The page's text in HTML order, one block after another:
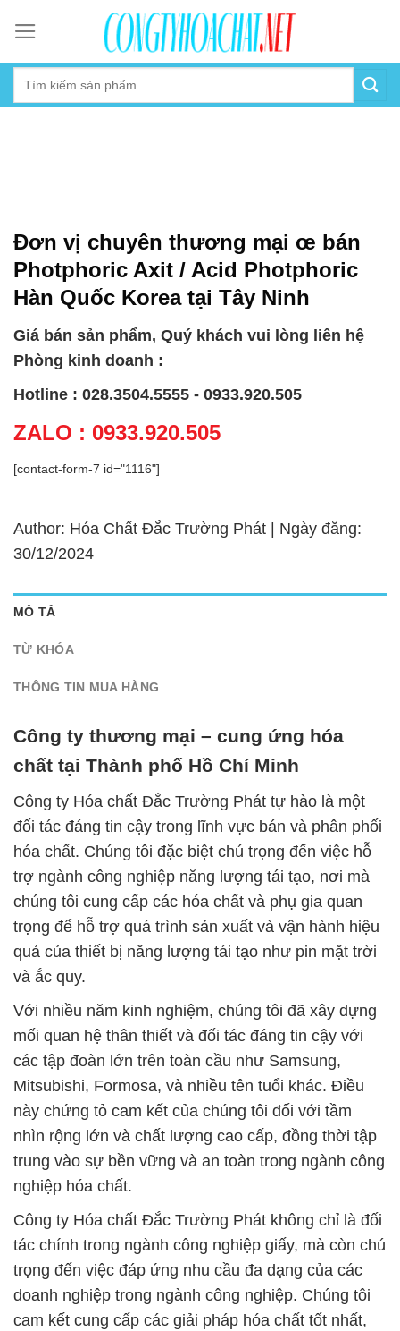
content
Đơn vị chuyên thương mại œ bán
Photphoric Axit / Acid Photphoric
Hàn Quốc Korea tại Tây Ninh
Giá bán sản phẩm, Quý khách vui lòng liên hệ
Phòng kinh doanh :
Hotline : 028.3504.5555 - 0933.920.505
ZALO : 0933.920.505
[contact-form-7 id="1116"]
Author: Hóa Chất Đắc Trường Phát | Ngày đăng:
30/12/2024
MÔ TẢ
TỪ KHÓA
THÔNG TIN MUA HÀNG
Công ty thương mại – cung ứng hóa
chất tại Thành phố Hồ Chí Minh
Công ty Hóa chất Đắc Trường Phát tự hào là một
đối tác đáng tin cậy trong lĩnh vực bán và phân phối
hóa chất. Chúng tôi đặc biệt chú trọng đến việc hỗ
trợ ngành công nghiệp năng lượng tái tạo, nơi mà
chúng tôi cung cấp các hóa chất và phụ gia quan
trọng để hỗ trợ quá trình sản xuất và vận hành hiệu
quả của thiết bị năng lượng tái tạo như pin mặt trời
và ắc quy.
Với nhiều năm kinh nghiệm, chúng tôi đã xây dựng
mối quan hệ thân thiết và đối tác đáng tin cậy với
các tập đoàn lớn trên toàn cầu như Samsung,
Mitsubishi, Formosa, và nhiều tên tuổi khác. Điều
này chứng tỏ cam kết của chúng tôi đối với tầm
nhìn rộng lớn và chất lượng cao cấp, đồng thời tập
trung vào sự bền vững và an toàn trong ngành công
nghiệp hóa chất.
Công ty Hóa chất Đắc Trường Phát không chỉ là đối
tác chính trong ngành công nghiệp giấy, mà còn chú
trọng đến việc đáp ứng nhu cầu đa dạng của các
doanh nghiệp trong ngành công nghiệp. Chúng tôi
cam kết cung cấp các giải pháp hóa chất tốt nhất,